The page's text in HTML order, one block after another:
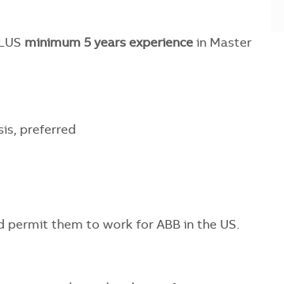
minimum 5 years experience in Master
preferred
them to work for ABB in the US.